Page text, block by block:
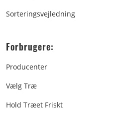
Sorteringsvejledning
Forbrugere:
Producenter
Vælg Træ
Hold Træet Friskt